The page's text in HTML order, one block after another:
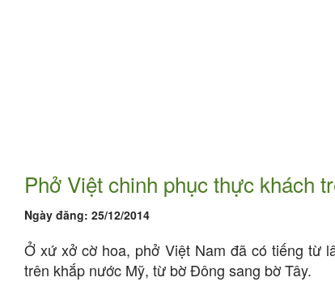
Phở Việt chinh phục thực khách
Ngày đăng: 25/12/2014
Ở xứ xở cờ hoa, phở Việt Nam đã có tiếng từ
trên khắp nước Mỹ, từ bờ Đông sang bờ Tây.